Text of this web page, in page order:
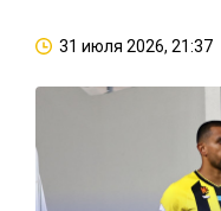
31 июля 2026, 21:37